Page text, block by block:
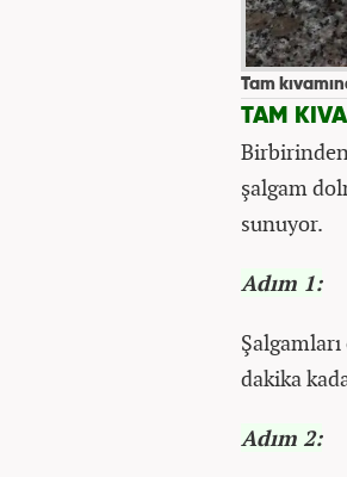
Tam
TAM
şalgam
sunuyor.
Adım 1:
dakika
Adım 2: